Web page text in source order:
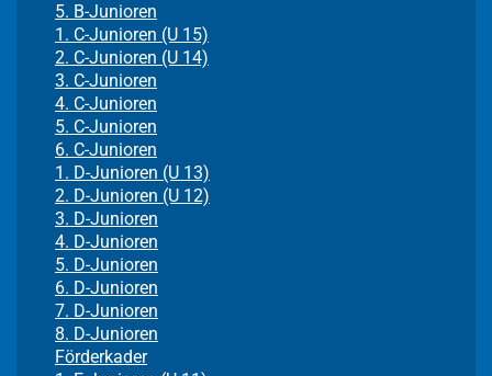
5. B-Junioren
1. C-Junioren (U 15)
2. C-Junioren (U 14)
3. C-Junioren
4. C-Junioren
5. C-Junioren
6. C-Junioren
1. D-Junioren (U 13)
2. D-Junioren (U 12)
3. D-Junioren
4. D-Junioren
5. D-Junioren
6. D-Junioren
7. D-Junioren
8. D-Junioren
Förderkader